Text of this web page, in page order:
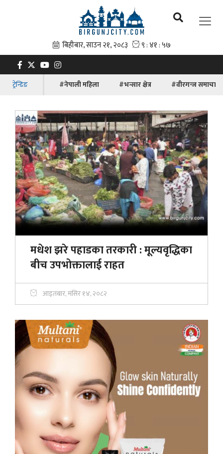
ट्रेन्डिङ #नेपाली महिला #भन्सार क्षेत्र #वीरगन्ज समाचार
मधेश झरे पहाडका तरकारी : मूल्यवृद्धिका
बीच उपभोक्तालाई राहत
आइतबार, मंसिर १४, २०८२